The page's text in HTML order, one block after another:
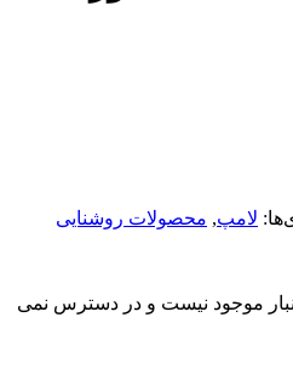
لامپ, محصولات روشنایی
موجود نیست و در دسترس نمی